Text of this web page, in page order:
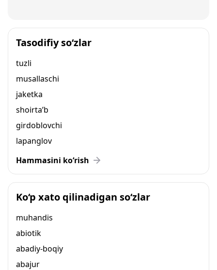
Tasodifiy so‘zlar
tuzli
musallaschi
jaketka
shoirta’b
girdoblovchi
lapanglov
Hammasini ko‘rish
Ko‘p xato qilinadigan so‘zlar
muhandis
abiotik
abadiy-boqiy
abajur